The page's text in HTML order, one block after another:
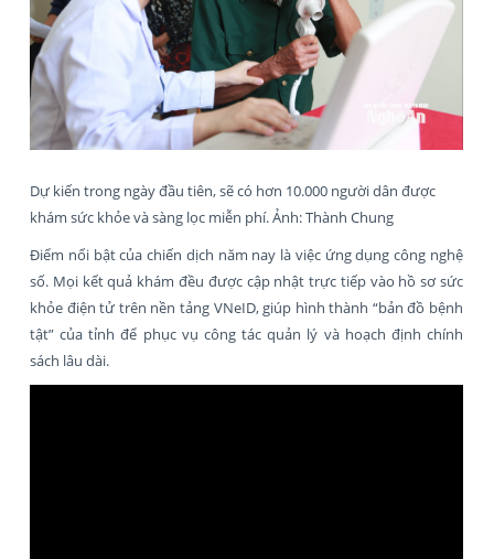
Dự kiến trong ngày đầu tiên, sẽ có hơn 10.000 người dân được
khám sức khỏe và sàng lọc miễn phí. Ảnh: Thành Chung
Điểm nổi bật của chiến dịch năm nay là việc ứng dụng công nghệ
số. Mọi kết quả khám đều được cập nhật trực tiếp vào hồ sơ sức
khỏe điện tử trên nền tảng VNeID, giúp hình thành “bản đồ bệnh
tật” của tỉnh để phục vụ công tác quản lý và hoạch định chính
sách lâu dài.